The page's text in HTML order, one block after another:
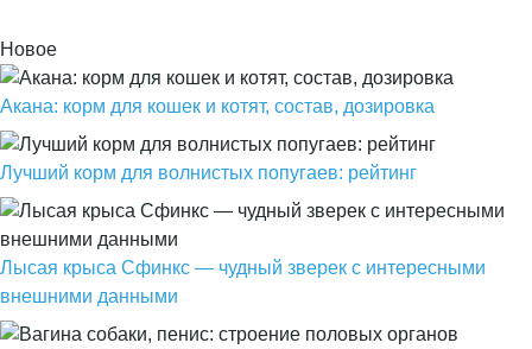
Новое
Акана: корм для кошек и котят, состав, дозировка
Лучший корм для волнистых попугаев: рейтинг
Лысая крыса Сфинкс — чудный зверек с интересными
внешними данными